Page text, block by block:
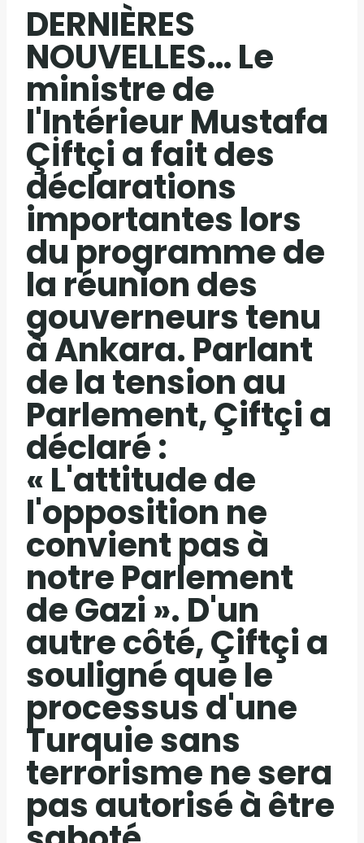
DERNIÈRES
NOUVELLES… Le
ministre de
l'Intérieur Mustafa
Çİftçi a fait des
déclarations
importantes lors
du programme de
la réunion des
gouverneurs tenu
à Ankara. Parlant
de la tension au
Parlement, Çiftçi a
déclaré :
« L'attitude de
l'opposition ne
convient pas à
notre Parlement
de Gazi ». D'un
autre côté, Çiftçi a
souligné que le
processus d'une
Turquie sans
terrorisme ne sera
pas autorisé à être